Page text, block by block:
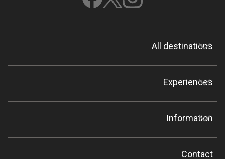
All destinations
Experiences
Information
Contact